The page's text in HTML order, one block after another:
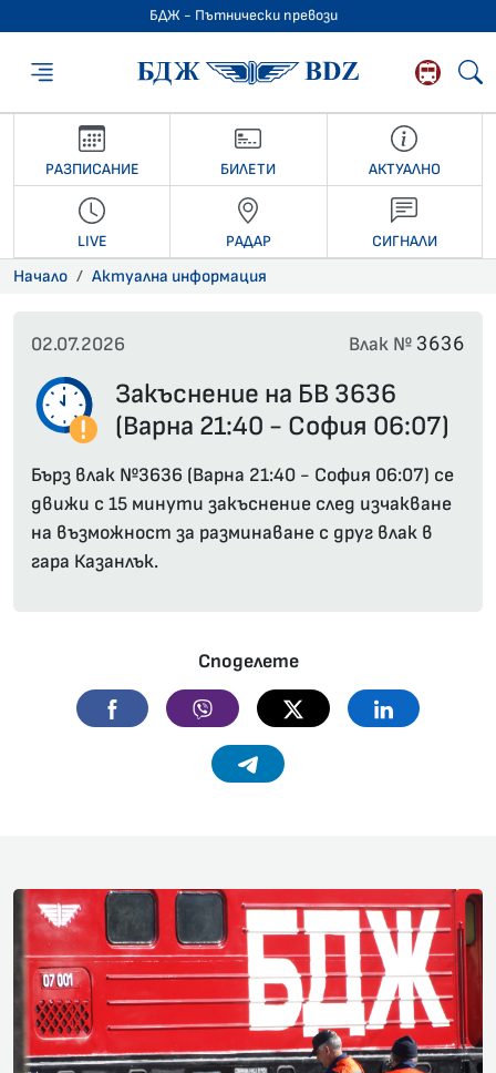
БДЖ - Пътнически превози
БДЖ -
РАЗПИСАНИЕ БИЛЕТИ АКТУАЛНО
LIVE РАДАР СИГНАЛИ
Начало Актуална информация
02.07.2026 Влак № 3636
Закъснение на БВ 3636
(Варна 21:40 - София 06:07)
Бърз влак №3636 (Варна 21:40 - София 06:07) се
движи с 15 минути закъснение след изчакване
на възможност за разминаване с друг влак в
гара Казанлък.
Споделете
Facebook Viber Twitter Linkedin
Telegram